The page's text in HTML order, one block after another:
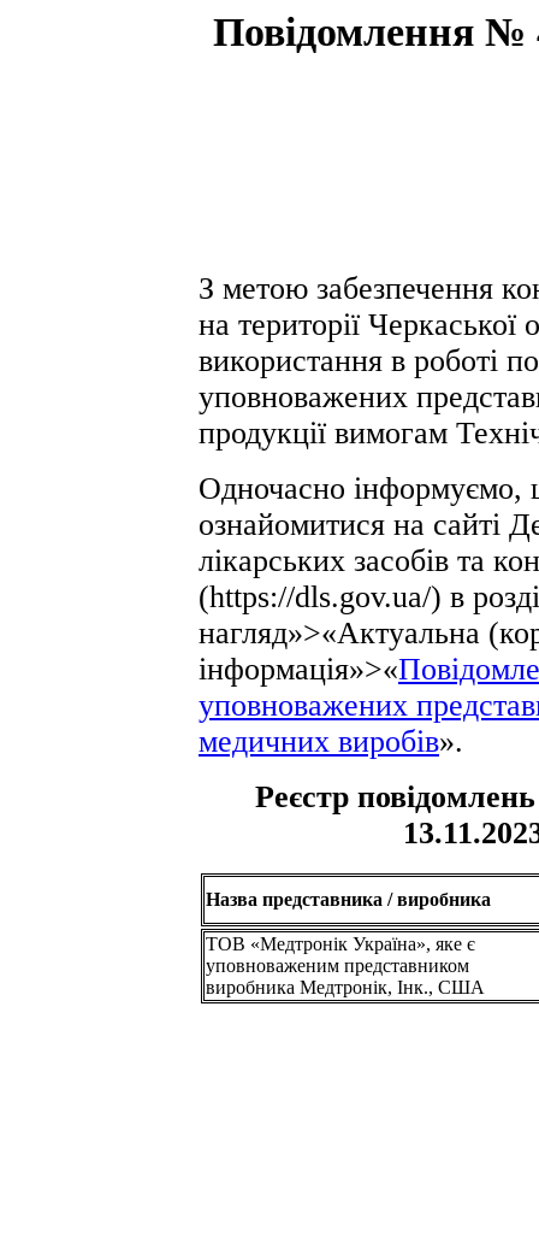
Повідомлення №
З метою забезпечення
на території Черкаської
використання в роботі
уповноважених
продукції вимогам
Одночасно
ознайомитися на сайті
лікарських засобів та
(https://dls.gov.ua/) в
нагляд»>«Актуальна
інформація»>«
уповноважених
медичних виробів».
Реєстр
Назва представника / виробника
ТОВ «Медтронік Україна», яке є
уповноваженим представником
виробника Медтронік, Інк., США